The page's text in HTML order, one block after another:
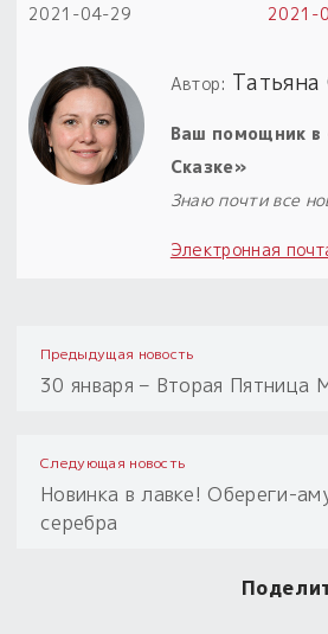
2021-04-29
2021-
Автор: Татьяна
Ваш помощник в
Сказке»
Знаю почти все
Электронная
Предыдущая новость
30 января – Вторая Пятница
Следующая новость
Новинка в лавке! Обереги-
серебра